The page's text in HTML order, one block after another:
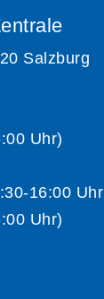
Salzburg
Uhr)
16:00 Uhr
Uhr)